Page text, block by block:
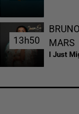
13h50
13h50
BRUNO
MARS
I Just